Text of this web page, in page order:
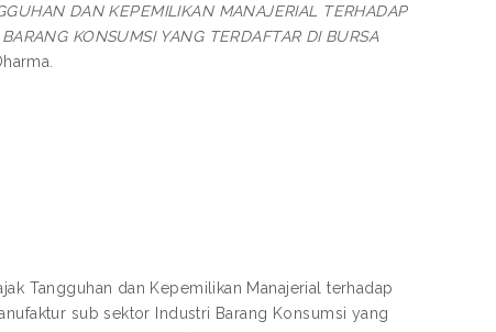
DAN KEPEMILIKAN MANAJERIAL TERHADAP
KONSUMSI YANG TERDAFTAR DI BURSA
Tangguhan dan Kepemilikan Manajerial terhadap
sub sektor Industri Barang Konsumsi yang